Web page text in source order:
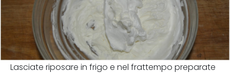
Lasciate riposare in frigo e nel frattempo preparate